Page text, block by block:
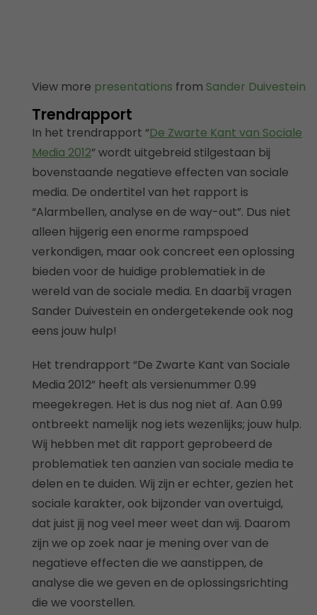
View more presentations from Sander Duivestein
Trendrapport
In het trendrapport “De Zwarte Kant van Sociale
Media 2012” wordt uitgebreid stilgestaan bij
bovenstaande negatieve effecten van sociale
media. De ondertitel van het rapport is
“Alarmbellen, analyse en de way-out”. Dus niet
alleen hijgerig een enorme rampspoed
verkondigen, maar ook concreet een oplossing
bieden voor de huidige problematiek in de
wereld van de sociale media. En daarbij vragen
Sander Duivestein en ondergetekende ook nog
eens jouw hulp!
Het trendrapport “De Zwarte Kant van Sociale
Media 2012” heeft als versienummer 0.99
meegekregen. Het is dus nog niet af. Aan 0.99
ontbreekt namelijk nog iets wezenlijks; jouw hulp.
Wij hebben met dit rapport geprobeerd de
problematiek ten aanzien van sociale media te
delen en te duiden. Wij zijn er echter, gezien het
sociale karakter, ook bijzonder van overtuigd,
dat juist jij nog veel meer weet dan wij. Daarom
zijn we op zoek naar je mening over van de
negatieve effecten die we aanstippen, de
analyse die we geven en de oplossingsrichting
die we voorstellen.